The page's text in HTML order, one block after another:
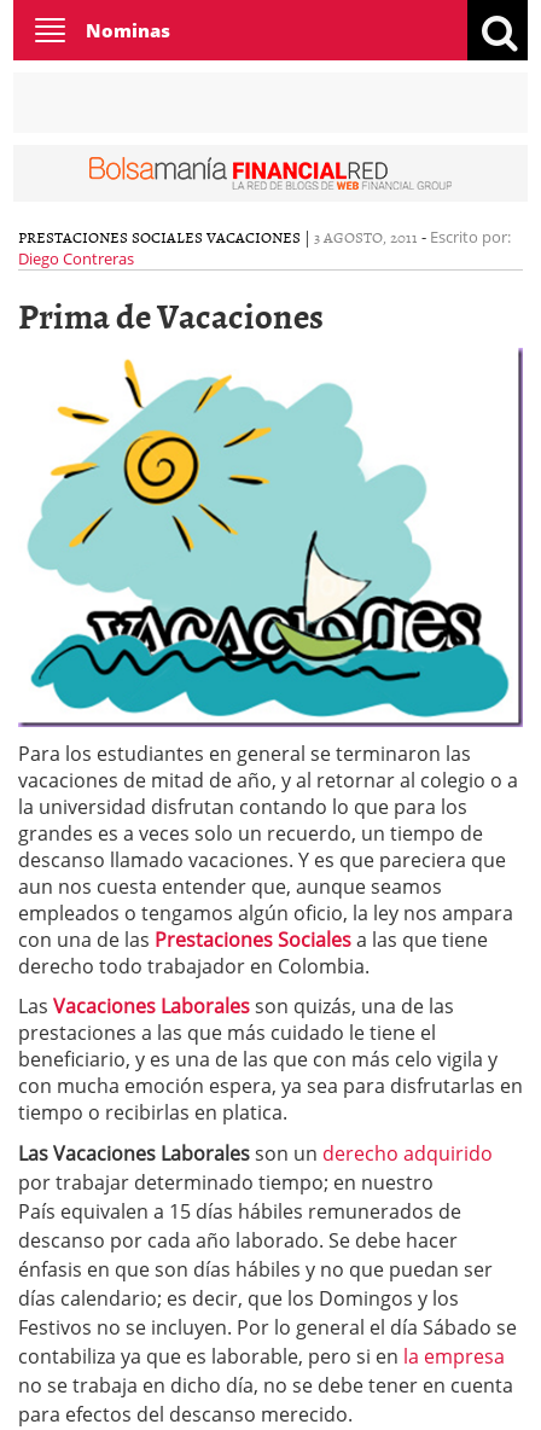
Toggle
navigation
Nominas
PRESTACIONES SOCIALES VACACIONES | 3 AGOSTO, 2011 - Escrito por:
Diego Contreras
Prima de Vacaciones
Para los estudiantes en general se terminaron las
vacaciones de mitad de año, y al retornar al colegio o a
la universidad disfrutan contando lo que para los
grandes es a veces solo un recuerdo, un tiempo de
descanso llamado vacaciones. Y es que pareciera que
aun nos cuesta entender que, aunque seamos
empleados o tengamos algún oficio, la ley nos ampara
con una de las Prestaciones Socialesa las que tiene
derecho todo trabajador en Colombia.
Las Vacaciones Laboralesson quizás, una de las
prestaciones a las que más cuidado le tiene el
beneficiario, y es una de las que con más celo vigila y
con mucha emoción espera, ya sea para disfrutarlas en
tiempo o recibirlas en platica.
Las Vacaciones Laboralesson un derecho adquirido
por trabajar determinado tiempo; en nuestro
País equivalen a 15 días hábiles remunerados de
descanso por cada año laborado. Se debe hacer
énfasis en que son días hábiles y no que puedan ser
días calendario; es decir, que los Domingos y los
Festivos no se incluyen. Por lo general el día Sábado se
contabiliza ya que es laborable, pero si en la empresa
no se trabaja en dicho día, no se debe tener en cuenta
para efectos del descanso merecido.